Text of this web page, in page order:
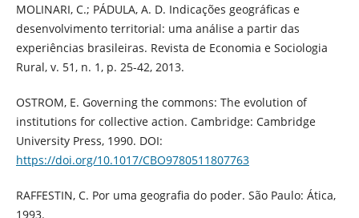
MOLINARI, C.; PÁDULA, A. D. Indicações geográficas e
desenvolvimento territorial: uma análise a partir das
experiências brasileiras. Revista de Economia e Sociologia
Rural, v. 51, n. 1, p. 25-42, 2013.
OSTROM, E. Governing the commons: The evolution of
institutions for collective action. Cambridge: Cambridge
University Press, 1990. DOI:
https://doi.org/10.1017/CBO9780511807763
RAFFESTIN, C. Por uma geografia do poder. São Paulo: Ática,
1993.